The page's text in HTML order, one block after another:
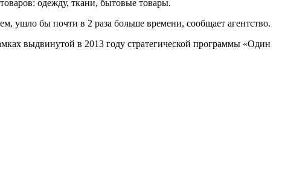
одежду, ткани, бытовые товары.
ушло бы почти в 2 раза больше времени, сообщает агентство.
выдвинутой в 2013 году стратегической программы «Один